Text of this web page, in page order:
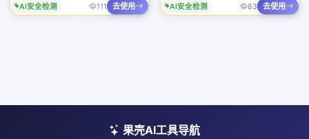
AI安全检测 111 去使用 AI安全检测 83 去使用
果壳AI工具导航